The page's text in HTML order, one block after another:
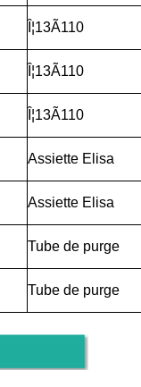
Î¦13Ã110
Î¦13Ã110
Î¦13Ã110
Assiette Elisa
Assiette Elisa
Tube de purge
Tube de purge